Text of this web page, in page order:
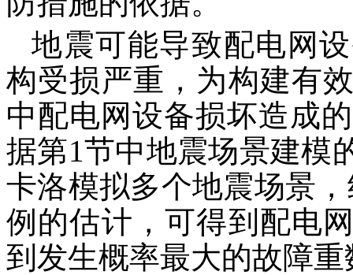
地震可能导致配电网
构受损严重，为构建有
中配电网设备损坏造成
据第1节中地震场景建模
卡洛模拟多个地震场景
例的估计，可得到配电
到发生概率最大的故障重